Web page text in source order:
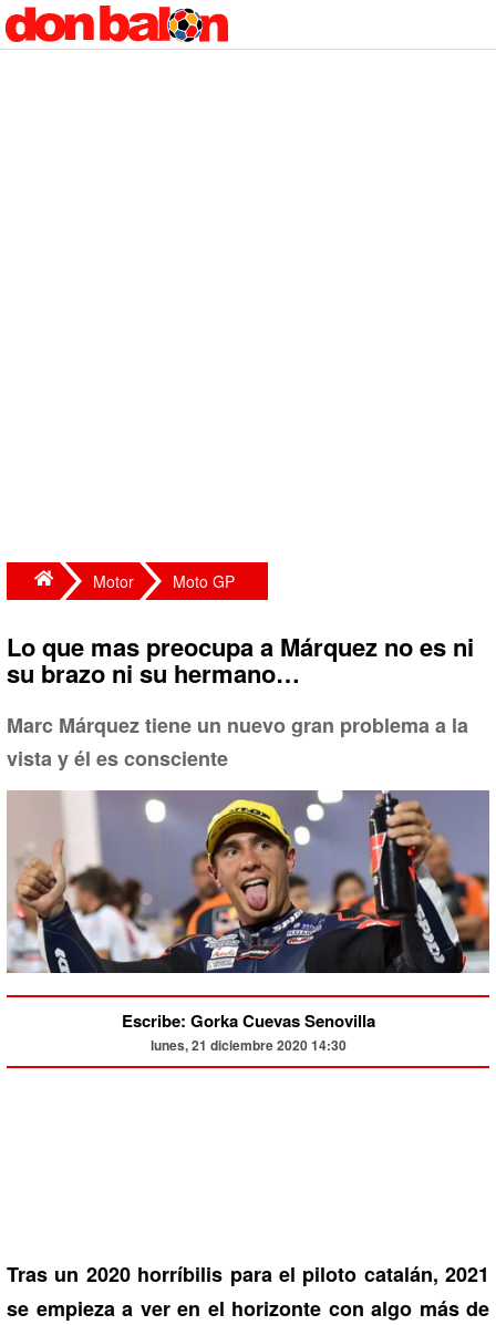
Motor Moto GP
Lo que mas preocupa a Márquez no es ni
su brazo ni su hermano…
Marc Márquez tiene un nuevo gran problema a la
vista y él es consciente
Escribe: Gorka Cuevas Senovilla
lunes, 21 diciembre 2020 14:30
Tras un 2020 horríbilis para el piloto catalán, 2021
se empieza a ver en el horizonte con algo más de